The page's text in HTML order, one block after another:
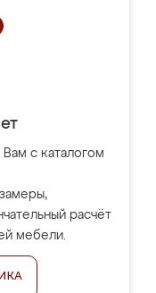
с каталогом
расчёт
мебели.